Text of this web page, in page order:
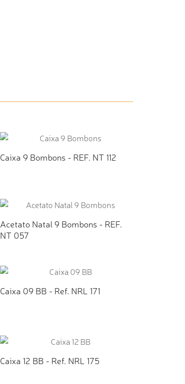
Caixa 9 Bombons - REF. NT 112
Acetato Natal 9 Bombons - REF.
NT 057
Caixa 09 BB - Ref. NRL 171
Caixa 12 BB - Ref. NRL 175